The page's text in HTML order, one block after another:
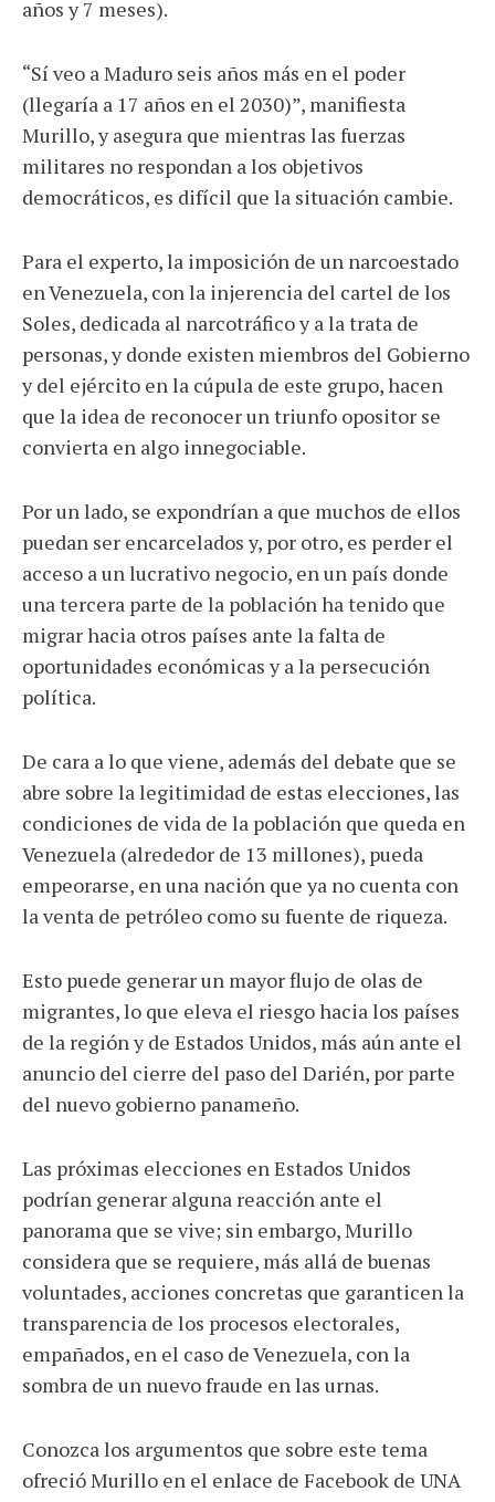
años y 7 meses).
“Sí veo a Maduro seis años más en el poder
(llegaría a 17 años en el 2030)”, manifiesta
Murillo, y asegura que mientras las fuerzas
militares no respondan a los objetivos
democráticos, es difícil que la situación cambie.
Para el experto, la imposición de un narcoestado
en Venezuela, con la injerencia del cartel de los
Soles, dedicada al narcotráfico y a la trata de
personas, y donde existen miembros del Gobierno
y del ejército en la cúpula de este grupo, hacen
que la idea de reconocer un triunfo opositor se
convierta en algo innegociable.
Por un lado, se expondrían a que muchos de ellos
puedan ser encarcelados y, por otro, es perder el
acceso a un lucrativo negocio, en un país donde
una tercera parte de la población ha tenido que
migrar hacia otros países ante la falta de
oportunidades económicas y a la persecución
política.
De cara a lo que viene, además del debate que se
abre sobre la legitimidad de estas elecciones, las
condiciones de vida de la población que queda en
Venezuela (alrededor de 13 millones), pueda
empeorarse, en una nación que ya no cuenta con
la venta de petróleo como su fuente de riqueza.
Esto puede generar un mayor flujo de olas de
migrantes, lo que eleva el riesgo hacia los países
de la región y de Estados Unidos, más aún ante el
anuncio del cierre del paso del Darién, por parte
del nuevo gobierno panameño.
Las próximas elecciones en Estados Unidos
podrían generar alguna reacción ante el
panorama que se vive; sin embargo, Murillo
considera que se requiere, más allá de buenas
voluntades, acciones concretas que garanticen la
transparencia de los procesos electorales,
empañados, en el caso de Venezuela, con la
sombra de un nuevo fraude en las urnas.
Conozca los argumentos que sobre este tema
ofreció Murillo en el enlace de Facebook de UNA